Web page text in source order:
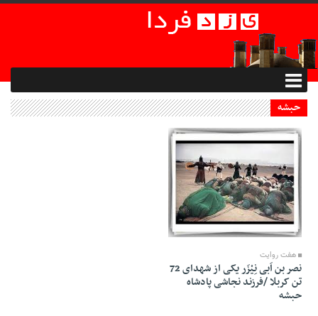
حبشه
02 Shahrivar 1399 - 19:18
هفت روایت
نصر بن اَبی نِیْزَر یکی از شهدای 72
تن کربلا /فرزند نجاشی پادشاه
حبشه